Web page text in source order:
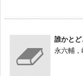
誰かと
永六輔